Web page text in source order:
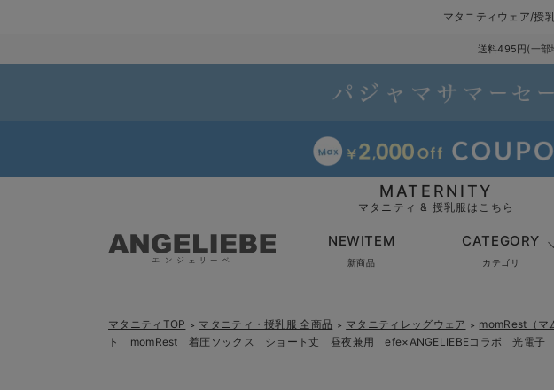
マタニティウェア/授
送料495円(一部
MATERNITY
マタニティ & 授乳服はこちら
NEWITEM
新商品
CATEGORY
カテゴリ
マタニティTOP ＞ マタニティ・授乳服 全商品 ＞ マタニティレッグウェア ＞ momRest（マ
ト momRest 着圧ソックス ショート丈 昼夜兼用 efe×ANGELIEBEコラボ 光電子